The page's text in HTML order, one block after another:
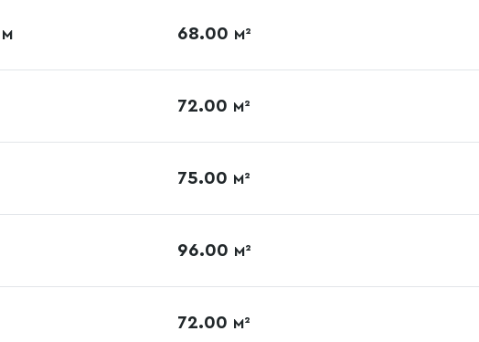
М 68.00 М²
72.00 М²
75.00 М²
96.00 М²
72.00 М²